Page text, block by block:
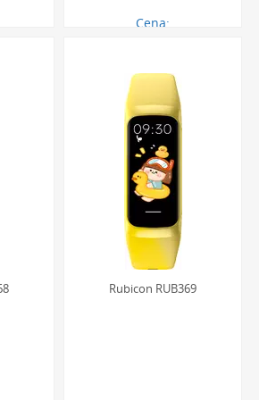
mechanizm przed
codziennych aktywności. Taka
że zegarek zachowa swój
funkcjonalność przez długi czas,
dziecka.
i grawerowanie
pamiątka na całe życie. Aby
osobistego charakteru, warto
zegarków. Umieszczenie
lub krótkiej dedykacji zamieni
Cena:
Rubicon RUB369